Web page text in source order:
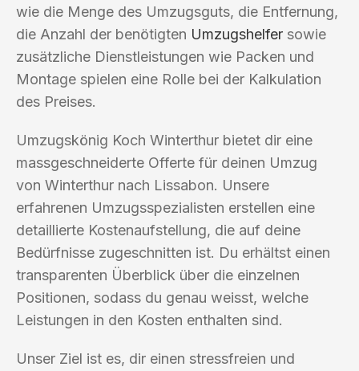
wie die Menge des Umzugsguts, die Entfernung,
die Anzahl der benötigten Umzugshelfer sowie
zusätzliche Dienstleistungen wie Packen und
Montage spielen eine Rolle bei der Kalkulation
des Preises.
Umzugskönig Koch Winterthur bietet dir eine
massgeschneiderte Offerte für deinen Umzug
von Winterthur nach Lissabon. Unsere
erfahrenen Umzugsspezialisten erstellen eine
detaillierte Kostenaufstellung, die auf deine
Bedürfnisse zugeschnitten ist. Du erhältst einen
transparenten Überblick über die einzelnen
Positionen, sodass du genau weisst, welche
Leistungen in den Kosten enthalten sind.
Unser Ziel ist es, dir einen stressfreien und